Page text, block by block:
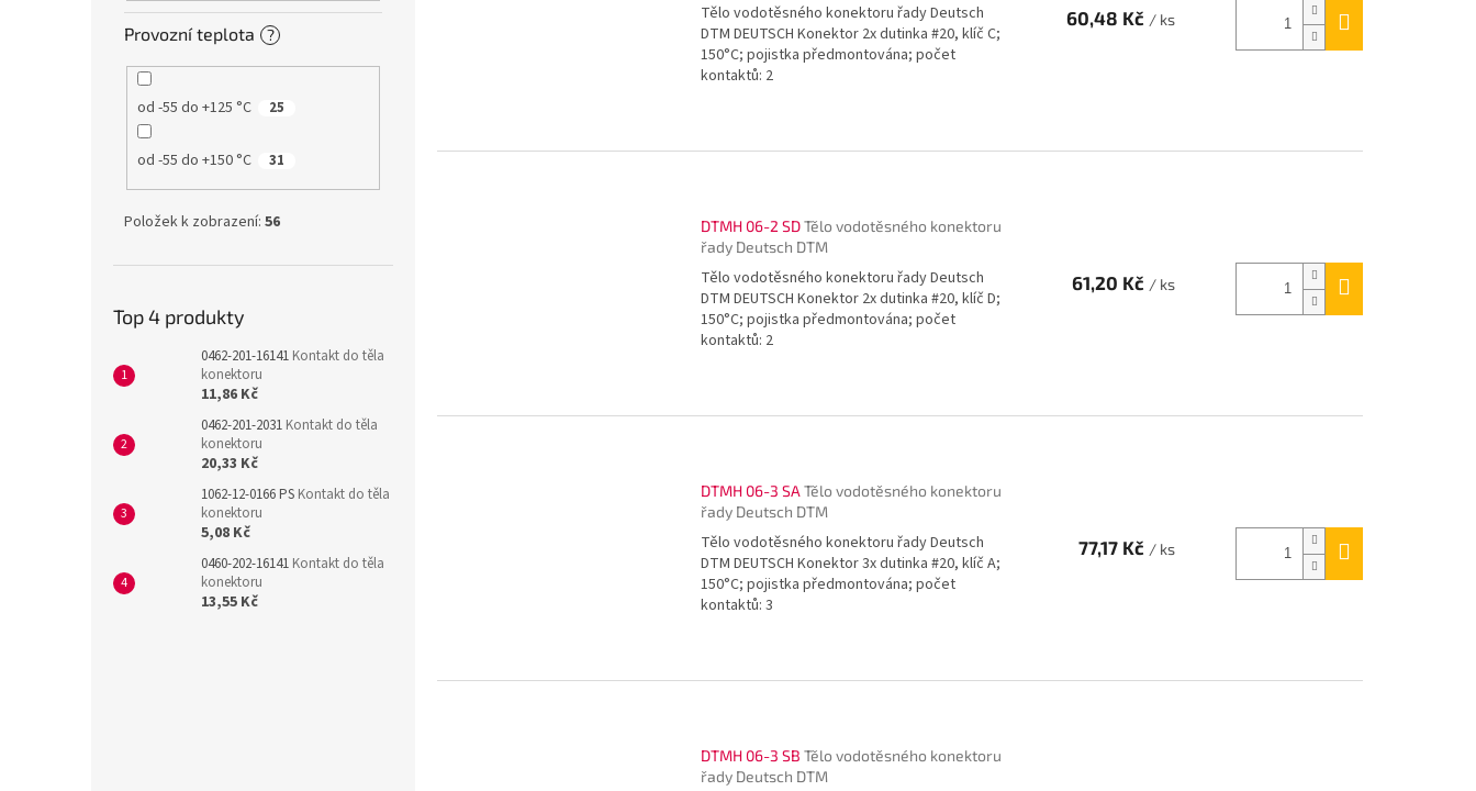
Provozní teplota ?
od -55 do +125 °C 25
od -55 do +150 °C 31
Položek k zobrazení: 56
Top 4 produkty
0462-201-16141 Kontakt do těla
konektoru
11,86 Kč
0462-201-2031 Kontakt do těla
konektoru
20,33 Kč
1062-12-0166 PS Kontakt do těla
konektoru
5,08 Kč
0460-202-16141 Kontakt do těla
konektoru
13,55 Kč
Tělo vodotěsného konektoru řady Deutsch
DTM DEUTSCH Konektor 2x dutinka #20, klíč C;
150°C; pojistka předmontována; počet
kontaktů: 2
60,48 Kč / ks
DTMH 06-2 SDTělo vodotěsného konektoru
řady Deutsch DTM
Tělo vodotěsného konektoru řady Deutsch
DTM DEUTSCH Konektor 2x dutinka #20, klíč D;
150°C; pojistka předmontována; počet
kontaktů: 2
61,20 Kč / ks
DTMH 06-3 SA Tělo vodotěsného konektoru
řady Deutsch DTM
Tělo vodotěsného konektoru řady Deutsch
DTM DEUTSCH Konektor 3x dutinka #20, klíč A;
150°C; pojistka předmontována; počet
kontaktů: 3
77,17 Kč / ks
DTMH 06-3 SB Tělo vodotěsného konektoru
řady Deutsch DTM